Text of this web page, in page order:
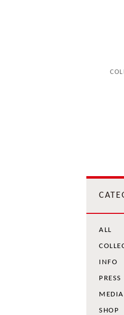
ALL
INFO
PRESS
MEDIA
SHOP